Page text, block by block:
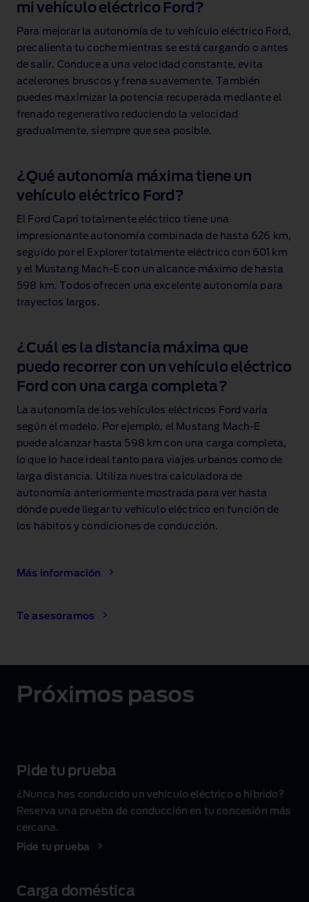
mi vehículo eléctrico Ford?
Para mejorar la autonomía de tu vehículo eléctrico Ford,
precalienta tu coche mientras se está cargando o antes
de salir. Conduce a una velocidad constante, evita
acelerones bruscos y frena suavemente. También
puedes maximizar la potencia recuperada mediante el
frenado regenerativo reduciendo la velocidad
gradualmente, siempre que sea posible.
¿Qué autonomía máxima tiene un
vehículo eléctrico Ford?
El Ford Capri totalmente eléctrico tiene una
impresionante autonomía combinada de hasta 626 km,
seguido por el Explorer totalmente eléctrico con 601 km
y el Mustang Mach‑E con un alcance máximo de hasta
598 km. Todos ofrecen una excelente autonomía para
trayectos largos.
¿Cuál es la distancia máxima que
puedo recorrer con un vehículo eléctrico
Ford con una carga completa?
La autonomía de los vehículos eléctricos Ford varía
según el modelo. Por ejemplo, el Mustang Mach‑E
puede alcanzar hasta 598 km con una carga completa,
lo que lo hace ideal tanto para viajes urbanos como de
larga distancia. Utiliza nuestra calculadora de
autonomía anteriormente mostrada para ver hasta
dónde puede llegar tu vehículo eléctrico en función de
los hábitos y condiciones de conducción.
Más información
Te asesoramos
Próximos pasos
Pide tu prueba
¿Nunca has conducido un vehículo eléctrico o híbrido?
Reserva una prueba de conducción en tu concesión más
cercana.
Pide tu prueba
Carga doméstica